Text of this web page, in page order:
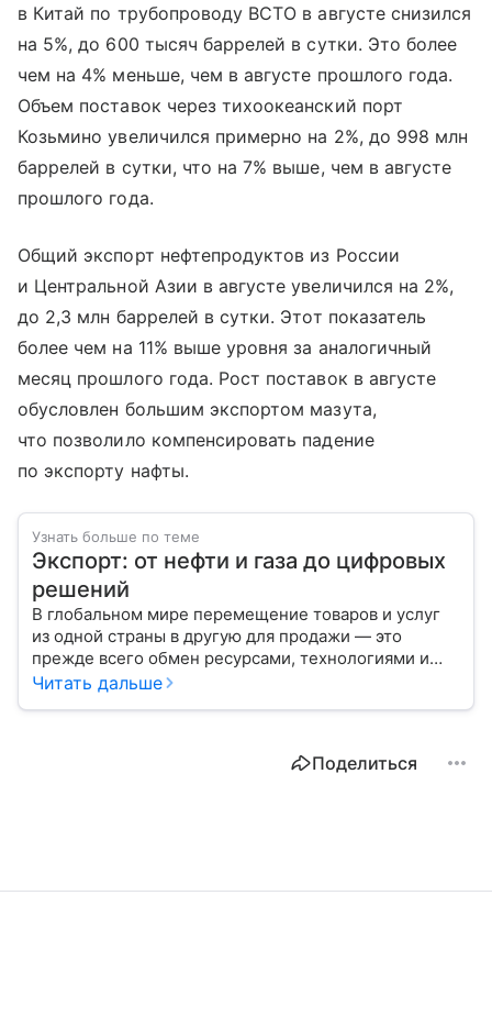
в Китай по трубопроводу ВСТО в августе снизился
на 5%, до 600 тысяч баррелей в сутки. Это более
чем на 4% меньше, чем в августе прошлого года.
Объем поставок через тихоокеанский порт
Козьмино увеличился примерно на 2%, до 998 млн
баррелей в сутки, что на 7% выше, чем в августе
прошлого года.
Общий экспорт нефтепродуктов из России
и Центральной Азии в августе увеличился на 2%,
до 2,3 млн баррелей в сутки. Этот показатель
более чем на 11% выше уровня за аналогичный
месяц прошлого года. Рост поставок в августе
обусловлен большим экспортом мазута,
что позволило компенсировать падение
по экспорту нафты.
Узнать больше по теме
Экспорт: от нефти и газа до цифровых
решений
В глобальном мире перемещение товаров и услуг
из одной страны в другую для продажи — это
прежде всего обмен ресурсами, технологиями и
культурой. В статье разберем, как работает экспорт
Читать дальше
Поделиться